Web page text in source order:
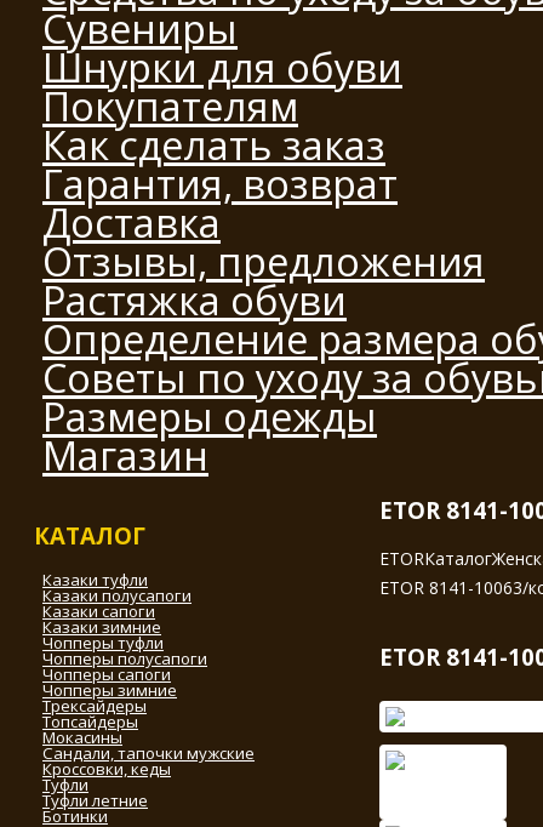
Сувениры
Шнурки для обуви
Покупателям
Как сделать заказ
Гарантия, возврат
Доставка
Отзывы, предложения
Растяжка обуви
Определение размера
Советы по уходу за
Размеры одежды
Магазин
КАТАЛОГ
Казаки туфли
Казаки полусапоги
Казаки сапоги
Казаки зимние
Чопперы туфли
Чопперы полусапоги
Чопперы сапоги
Чопперы зимние
Трексайдеры
Топсайдеры
Мокасины
Сандали, тапочки мужские
Кроссовки, кеды
Туфли
Туфли летние
Ботинки
ETOR 8141-
ETORКаталог
ETOR 8141-10063/
ETOR 8141-